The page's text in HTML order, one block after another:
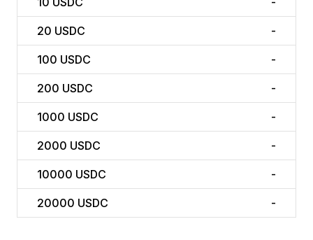
20 USDC -
100 USDC -
200 USDC -
1000 USDC -
2000 USDC -
10000 USDC -
20000 USDC -